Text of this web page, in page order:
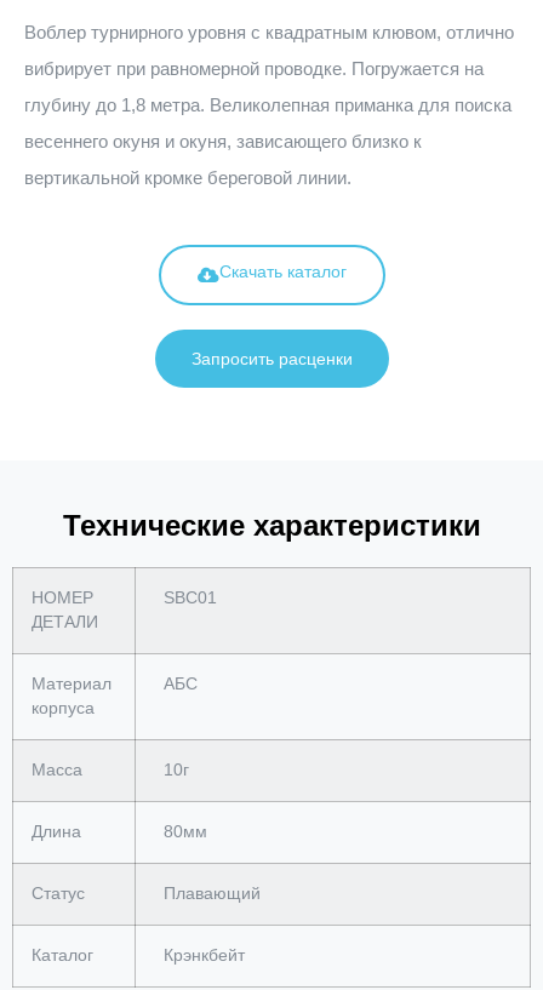
Воблер турнирного уровня с квадратным клювом, отлично
вибрирует при равномерной проводке. Погружается на
глубину до 1,8 метра. Великолепная приманка для поиска
весеннего окуня и окуня, зависающего близко к
вертикальной кромке береговой линии.
Скачать каталог
Запросить расценки
Технические характеристики
НОМЕР
ДЕТАЛИ
SBC01
Материал
корпуса
АБС
Масса 10г
Длина 80мм
Статус Плавающий
Каталог Крэнкбейт